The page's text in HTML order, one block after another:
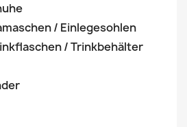
/ Einlegesohlen
/ Trinkbehälter